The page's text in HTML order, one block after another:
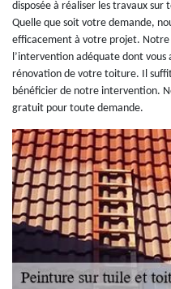
disposée à réaliser les travaux
Quelle que soit votre demande,
efficacement à votre projet. Notre
l’intervention adéquate dont vous
rénovation de votre toiture. Il
bénéficier de notre intervention.
gratuit pour toute demande.